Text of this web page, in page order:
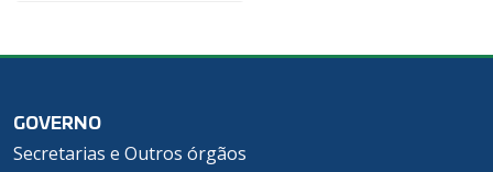
GOVERNO
Secretarias e Outros órgãos